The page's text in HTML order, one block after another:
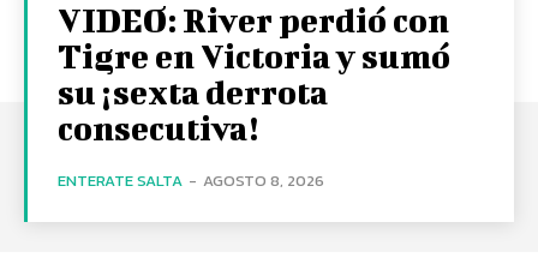
VIDEO: River perdió con
Tigre en Victoria y sumó
su ¡sexta derrota
consecutiva!
ENTERATE SALTA - AGOSTO 8, 2026